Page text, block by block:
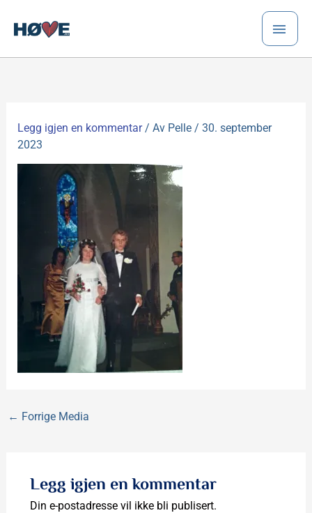
rett
innholdet
Legg igjen en kommentar / Av Pelle / 30. september
2023
← Forrige Media
Legg igjen en kommentar
Din e-postadresse vil ikke bli publisert.